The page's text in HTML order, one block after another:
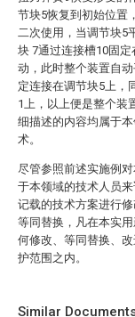
节块5恢复到初始位置
二次使用，当调节块5
块 7通过连接槽10固
动，此时整个装置自
定连接在调节块5上，
1上，以上便是整个装
细描述的内容均属于
术。
尽管参照前述实施例
于本领域的技术人员
记载的技术方案进行
等同替换，凡在本实
何修改、等同替换、
护范围之内。
Similar